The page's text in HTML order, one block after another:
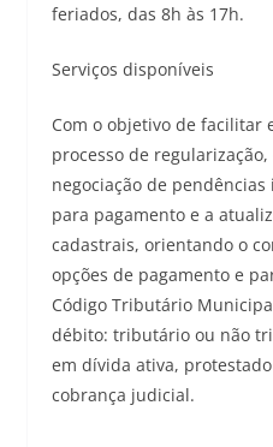
feriados, das 8h às 17h.
Serviços disponíveis
Com o objetivo de facilitar
processo de
negociação de
para pagamento e a
cadastrais, orientando o
opções de pagamento e
Código Tributário
débito: tributário ou não
em dívida ativa,
cobrança judicial.